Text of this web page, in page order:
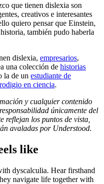
que tienen dislexia son
creativos e interesantes
quiero pensar que Einstein,
también pudo haberla
dislexia, empresarios,
una colección de historias
la de un estudiante de
en ciencia.
y cualquier contenido
únicamente del
reflejan los puntos de vista,
avaladas por Understood.
like
dyscalculia. Hear firsthand
navigate life together with